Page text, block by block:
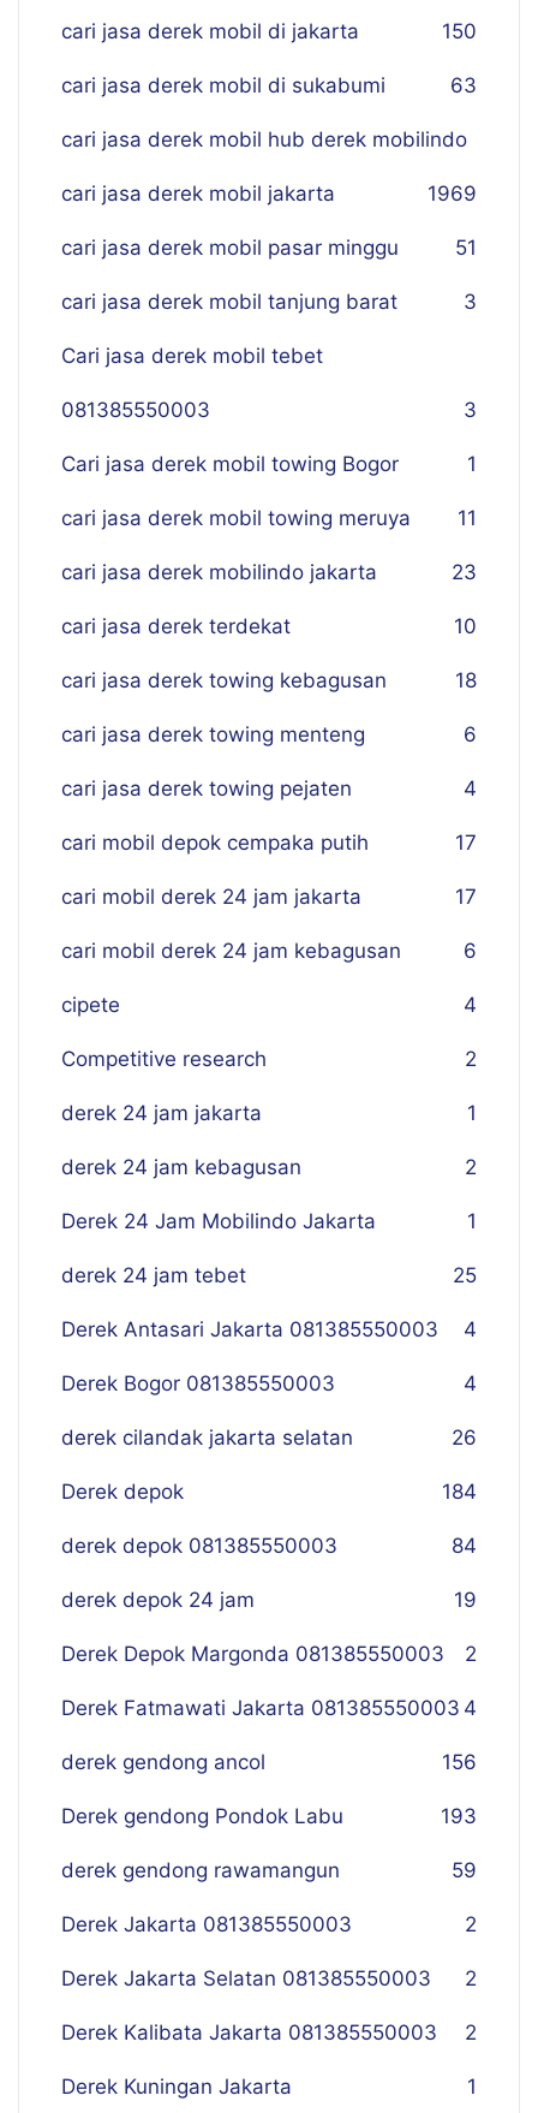
cari jasa derek mobil di jakarta 150
cari jasa derek mobil di sukabumi 63
cari jasa derek mobil hub derek mobilindo
69
cari jasa derek mobil jakarta 19
cari jasa derek mobil pasar minggu 51
cari jasa derek mobil tanjung barat 3
Cari jasa derek mobil tebet
081385550003 3
Cari jasa derek mobil towing Bogor 1
cari jasa derek mobil towing meruya 11
cari jasa derek mobilindo jakarta 23
cari jasa derek terdekat 10
cari jasa derek towing kebagusan 18
cari jasa derek towing menteng 6
cari jasa derek towing pejaten 4
cari mobil depok cempaka putih 17
cari mobil derek 24 jam jakarta 17
cari mobil derek 24 jam kebagusan 6
cipete 4
Competitive research 2
derek 24 jam jakarta 1
derek 24 jam kebagusan 2
Derek 24 Jam Mobilindo Jakarta 1
derek 24 jam tebet 25
Derek Antasari Jakarta 081385550003 4
Derek Bogor 081385550003 4
derek cilandak jakarta selatan 26
Derek depok 184
derek depok 081385550003 84
derek depok 24 jam 19
Derek Depok Margonda 081385550003 2
Derek Fatmawati Jakarta 081385550003 4
derek gendong ancol 156
Derek gendong Pondok Labu 193
derek gendong rawamangun 59
Derek Jakarta 081385550003 2
Derek Jakarta Selatan 081385550003 2
Derek Kalibata Jakarta 081385550003 2
Derek Kuningan Jakarta 1